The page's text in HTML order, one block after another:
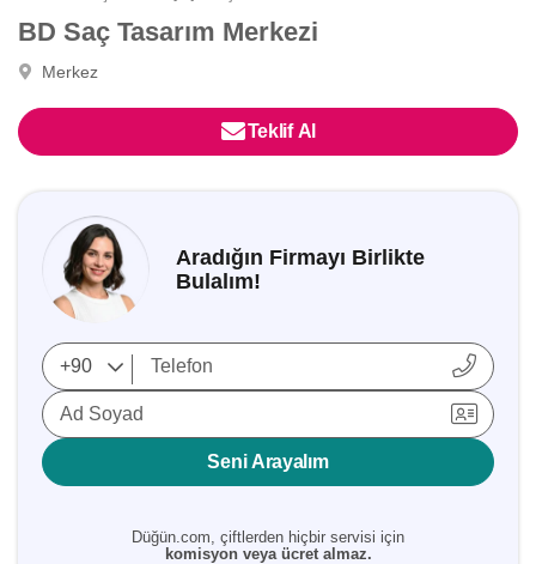
BD Saç Tasarım Merkezi
Merkez
Teklif Al
Aradığın Firmayı Birlikte
Bulalım!
Ad Soyad
Seni Arayalım
Düğün.com, çiftlerden hiçbir servisi için
komisyon veya ücret almaz.